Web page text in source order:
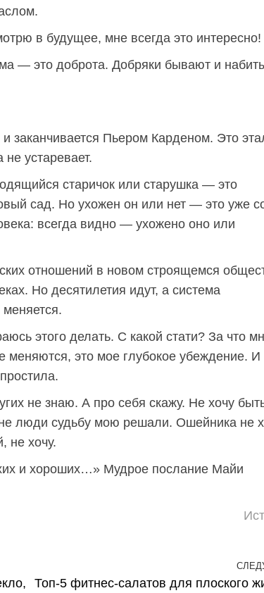
в будущее, мне всегда это интересно!
— это доброта. Добряки бывают и
заканчивается Пьером Карденом. Это
устаревает.
старичок или старушка — это
сад. Но ухожен он или нет — это уже
всегда видно — ухожено оно или
отношений в новом строящемся
Но десятилетия идут, а система
этого делать. С какой стати? За что
это мое глубокое убеждение. И
не знаю. А про себя скажу. Не хочу
люди судьбу мою решали. Ошейника не
не хочу.
и хороших…» Мудрое послание Майи
Топ-5 фитнес-салатов для плоского